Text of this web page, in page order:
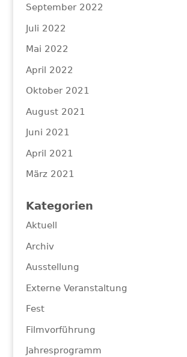
September 2022
Juli 2022
Mai 2022
April 2022
Oktober 2021
August 2021
Juni 2021
April 2021
März 2021
Kategorien
Aktuell
Archiv
Ausstellung
Externe Veranstaltung
Fest
Filmvorführung
Jahresprogramm